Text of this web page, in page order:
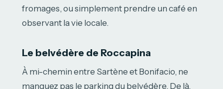
fromages, ou simplement prendre un café en
observant la vie locale.
Le belvédère de Roccapina
À mi-chemin entre Sartène et Bonifacio, ne
manquez pas le parking du belvédère. De là,